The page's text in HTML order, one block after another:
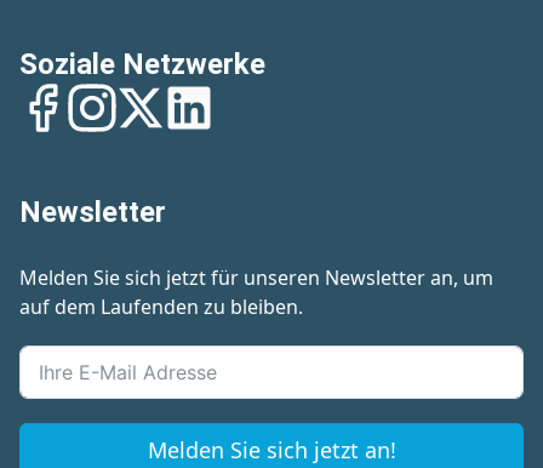
Soziale Netzwerke
FacebookInstagram
TwitterLinkedIn
Newsletter
Melden Sie sich jetzt für unseren Newsletter an, um
auf dem Laufenden zu bleiben.
Melden Sie sich jetzt an!